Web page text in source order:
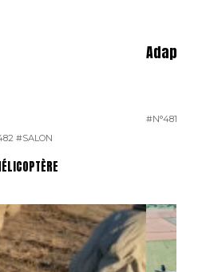
#SALON
#N°481